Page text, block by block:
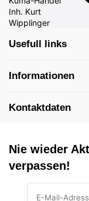
Usefull links
Informationen
Kontaktdaten
Nie wieder
verpassen!